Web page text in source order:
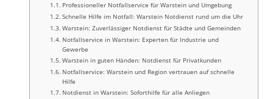
Professioneller Notfallservice für Warstein und Umgebung
Schnelle Hilfe im Notfall: Warstein Notdienst rund um die Uhr
Warstein: Zuverlässiger Notdienst für Städte und Gemeinden
Notfallservice in Warstein: Experten für Industrie und
Gewerbe
Warstein in guten Händen: Notdienst für Privatkunden
Notfallservice: Warstein und Region vertrauen auf schnelle
Hilfe
Notdienst in Warstein: Soforthilfe für alle Anliegen